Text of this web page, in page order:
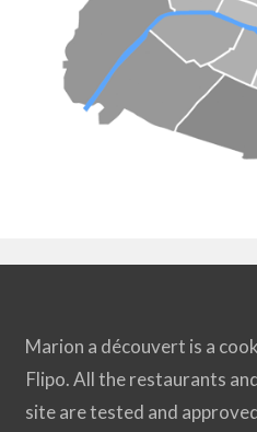
Marion a découvert is a
Flipo. All the restaurants
site are tested and